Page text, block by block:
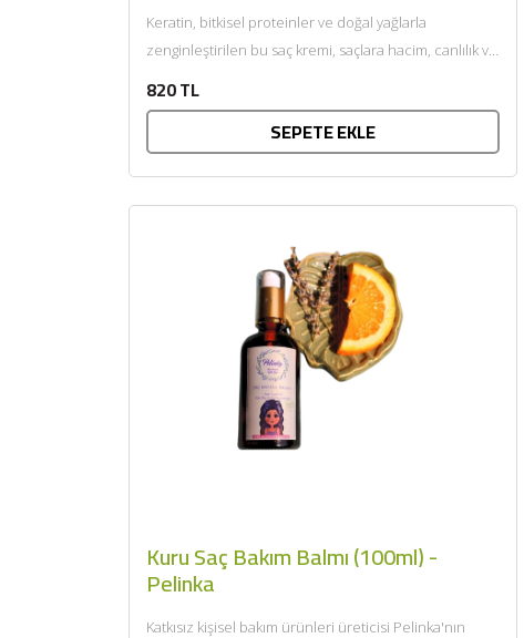
Keratin, bitkisel proteinler ve doğal yağlarla
zenginleştirilen bu saç kremi, saçlara hacim, canlılık ve
820 TL
SEPETE EKLE
Kuru Saç Bakım Balmı (100ml) -
Pelinka
Katkısız kişisel bakım ürünleri üreticisi Pelinka'nın